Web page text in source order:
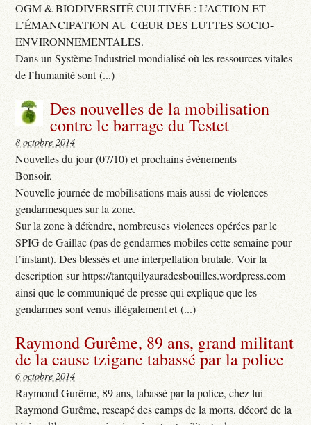
OGM & BIODIVERSITÉ CULTIVÉE : L’ACTION ET
L’ÉMANCIPATION AU CŒUR DES LUTTES SOCIO-
ENVIRONNEMENTALES.
Dans un Système Industriel mondialisé où les ressources vitales
de l’humanité sont (...)
Des nouvelles de la mobilisation
contre le barrage du Testet
8 octobre 2014
Nouvelles du jour (07/10) et prochains événements
Bonsoir,
Nouvelle journée de mobilisations mais aussi de violences
gendarmesques sur la zone.
Sur la zone à défendre, nombreuses violences opérées par le
SPIG de Gaillac (pas de gendarmes mobiles cette semaine pour
l’instant). Des blessés et une interpellation brutale. Voir la
description sur https://tantquilyauradesbouilles.wordpress.com
ainsi que le communiqué de presse qui explique que les
gendarmes sont venus illégalement et (...)
Raymond Gurême, 89 ans, grand militant
de la cause tzigane tabassé par la police
6 octobre 2014
Raymond Gurême, 89 ans, tabassé par la police, chez lui
Raymond Gurême, rescapé des camps de la morts, décoré de la